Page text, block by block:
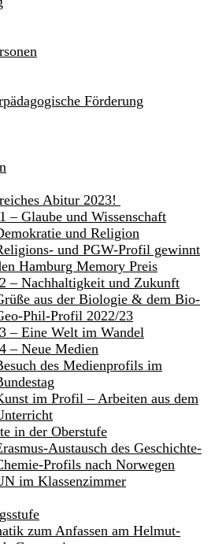
Förderung
Abitur 2023!
– Glaube und Wissenschaft
und Religion
und PGW-Profil gewinnt
Hamburg Memory Preis
– Nachhaltigkeit und Zukunft
aus der Biologie & dem Bio-
Phil-Profil 2022/23
– Eine Welt im Wandel
– Neue Medien
des Medienprofils im
im Profil – Arbeiten aus dem
in der Oberstufe
Austausch des Geschichte-
Profils nach Norwegen
im Klassenzimmer
zum Anfassen am Helmut-